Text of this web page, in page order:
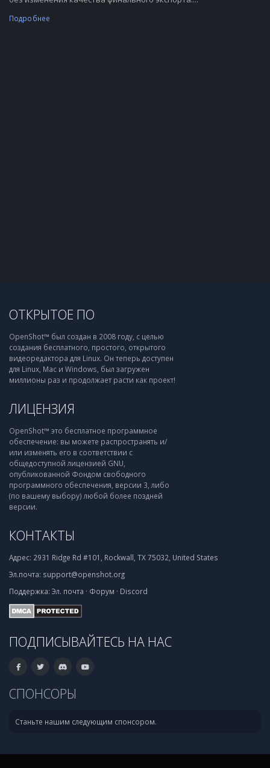
Подробнее
ОТКРЫТОЕ ПО
OpenShot™ был создан в 2008 году, с целью
создания бесплатного, простого, открытого
видеоредактора для Linux. Он теперь доступен
для Linux, Mac и Windows, был загружен
миллионы раз и продолжает расти как проект!
ЛИЦЕНЗИЯ
OpenShot™ это бесплатное программное
обеспечение: вы можете распространять и/
или изменять его в соответствии с
общедоступной лицензией GNU,
опубликованной Фондом свободного
программного обеспечения, версии 3, либо
(по вашему выбору) любой более поздней
версии.
КОНТАКТЫ
Адрес: 2931 Ridge Rd #101, Rockwall, TX 75032, United States
Эл.почта: support@openshot.org
Поддержка: Эл. почта · Форум · Discord
ПОДПИСЫВАЙТЕСЬ НА НАС
СПОНСОРЫ
Станьте нашим следующим спонсором.